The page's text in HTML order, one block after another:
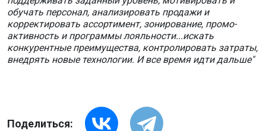
обучать персонал, анализировать продажи и
корректировать ассортимент, зонирование, промо-
активность и программы лояльности...искать
конкурентные преимущества, контролировать затраты,
внедрять новые технологии. И все время идти дальше"
Поделиться: